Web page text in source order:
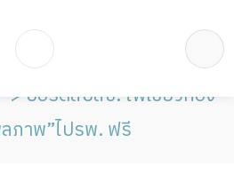
บอร์ดสปสช. ไฟเขียวท้อง
ภาพ”ไปรพ. ฟรี